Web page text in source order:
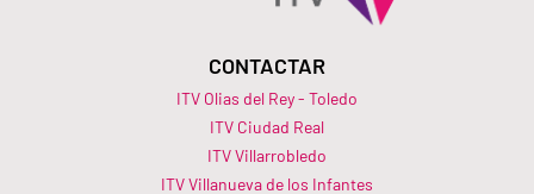
CONTACTAR
ITV Olias del Rey - Toledo
ITV Ciudad Real
ITV Villarrobledo
ITV Villanueva de los Infantes